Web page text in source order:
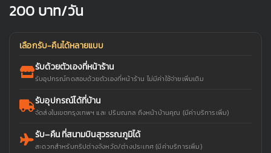
200 บาท/วัน
เลือกรับ-คืนได้หลายแบบ
รับด้วยตัวเองที่หน้าร้าน
รับอุปกรณ์ทดสอบด้วยตัวเองที่หน้าร้าน ไม่มีค่าใช้จ่ายเพิ่มเติม
รับอุปกรณ์ได้ที่บ้าน
จัดส่งในเขตกรุงเทพฯ และ ปริมณฑล ถึงหน้าบ้านคุณ (มีค่าบริการเพิ่ม)
รับ–คืน ที่สนามบินสุวรรณภูมิได้
สะดวกสำหรับทริปต่างจังหวัด/ต่างประเทศ (มีค่าบริการเพิ่ม)